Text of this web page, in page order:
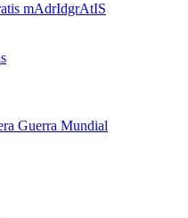
mAdrIdgrAtIS
Guerra Mundial